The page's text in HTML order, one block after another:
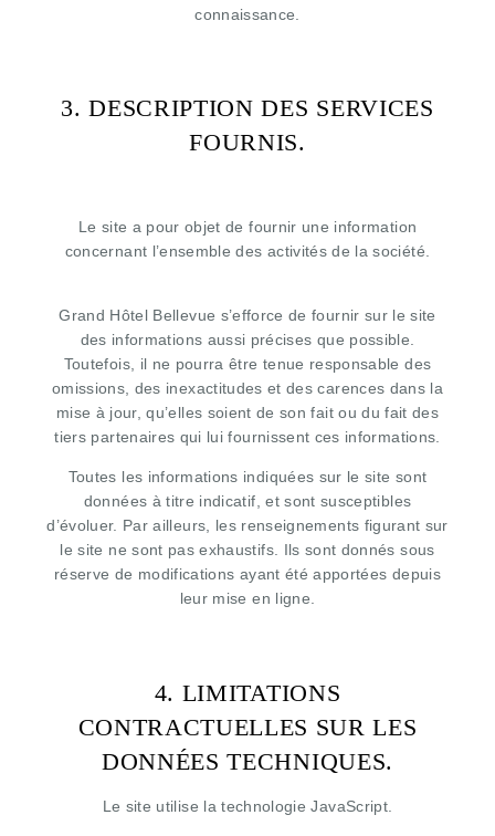
connaissance.
3. DESCRIPTION DES SERVICES
FOURNIS.
Le site a pour objet de fournir une information
concernant l’ensemble des activités de la société.
Grand Hôtel Bellevue s’efforce de fournir sur le site
des informations aussi précises que possible.
Toutefois, il ne pourra être tenue responsable des
omissions, des inexactitudes et des carences dans la
mise à jour, qu’elles soient de son fait ou du fait des
tiers partenaires qui lui fournissent ces informations.
Toutes les informations indiquées sur le site sont
données à titre indicatif, et sont susceptibles
d’évoluer. Par ailleurs, les renseignements figurant sur
le site ne sont pas exhaustifs. Ils sont donnés sous
réserve de modifications ayant été apportées depuis
leur mise en ligne.
4. LIMITATIONS
CONTRACTUELLES SUR LES
DONNÉES TECHNIQUES.
Le site utilise la technologie JavaScript.
ROOMS
SERVICES
PHOTO GALLERY
OFFERS & NEWS